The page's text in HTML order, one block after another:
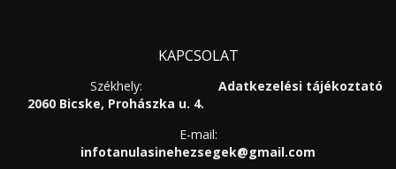
KAPCSOLAT
Adatkezelési tájékoztató
Székhely:
2060 Bicske, Prohászka u. 4.
E-mail:
infotanulasinehezsegek@gmail.com